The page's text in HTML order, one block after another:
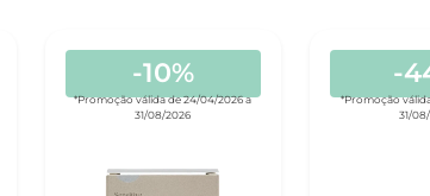
-10%
*Promoção válida de 24/04/2026 a
31/08/2026
-
*Promoção
31/